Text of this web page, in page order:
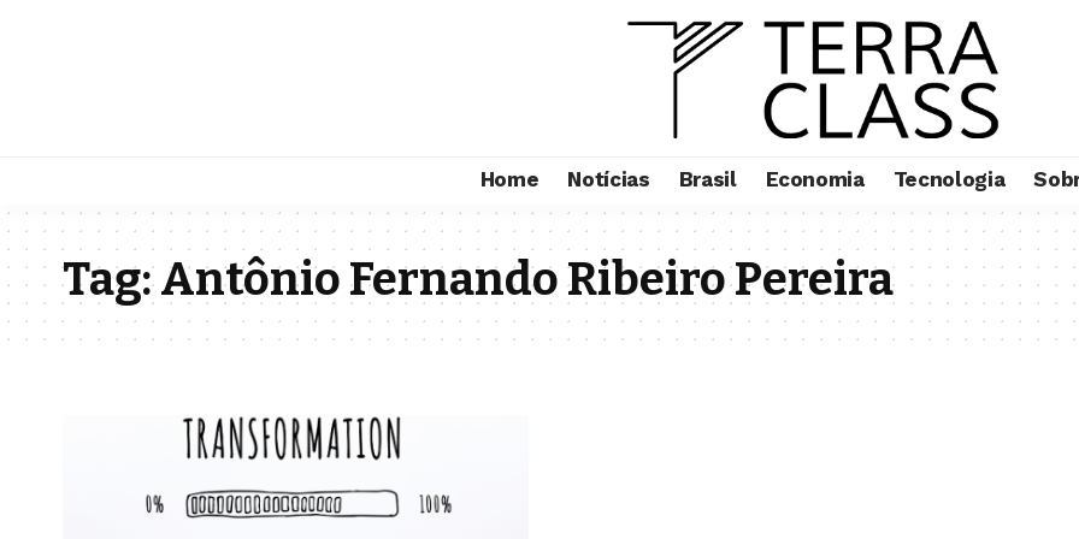
Home Notícias Brasil Economia Tecnologia
Tag:Antônio Fernando Ribeiro Pereira